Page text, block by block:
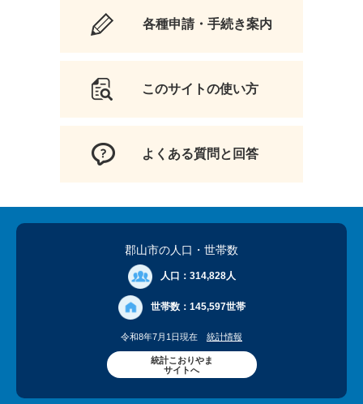
各種申請・手続き案内
このサイトの使い方
よくある質問と回答
郡山市の人口 ・世帯数
人口： 314,828人
世帯数： 145,597世帯
令和8年7月1日現在 統計情報
統計こおりやま
サイトへ